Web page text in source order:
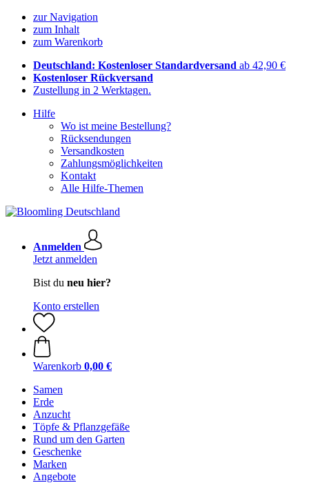
zur Navigation
zum Inhalt
zum Warenkorb
Deutschland: Kostenloser Standardversand ab 42,90 €
Kostenloser Rückversand
Zustellung in 2 Werktagen.
Hilfe
Wo ist meine Bestellung?
Rücksendungen
Versandkosten
Zahlungsmöglichkeiten
Kontakt
Alle Hilfe-Themen
Anmelden
Jetzt anmelden
Bist du neu hier?
Konto erstellen
Warenkorb 0,00 €
Samen
Erde
Anzucht
Töpfe & Pflanzgefäße
Rund um den Garten
Geschenke
Marken
Angebote